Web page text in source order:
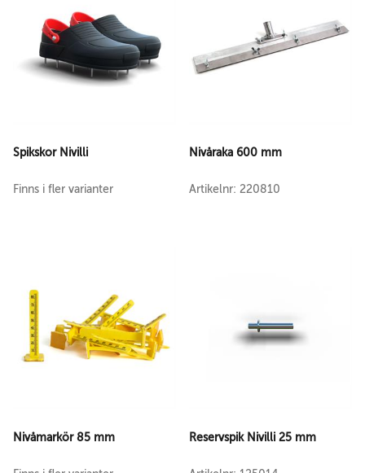
Spikskor Nivilli
Finns i fler varianter
Nivåraka 600 mm
Artikelnr: 220810
Nivåmarkör 85 mm Reservspik Nivilli 25 mm